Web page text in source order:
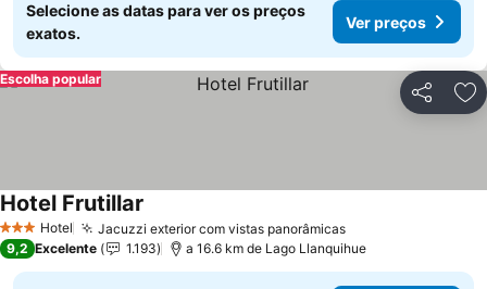
Selecione as datas para ver os preços
exatos.
Ver preços
Partilhar
Escolha popular
3 EstrelasHotel Jacuzzi exterior com vistas panorâmicas
Hotel Frutillar
9,2 Excelente 1.193 a 16.6 km de Lago Llanquihue